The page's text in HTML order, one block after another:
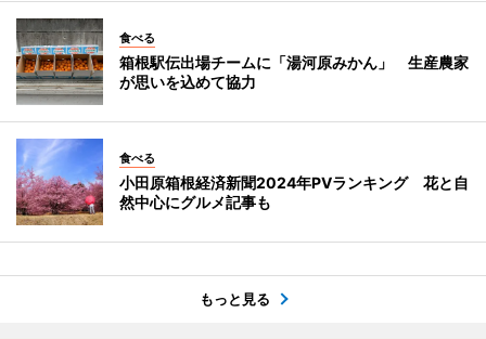
食べる
箱根駅伝出場チームに「湯河原みかん」 生産農家
が思いを込めて協力
食べる
小田原箱根経済新聞2024年PVランキング 花と自
然中心にグルメ記事も
もっと見る